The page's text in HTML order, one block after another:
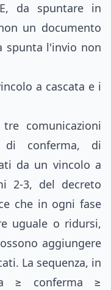
da spuntare in
un documento
spunta l'invio non
a cascata e i
comunicazioni
di conferma, di
da un vincolo a
2-3, del decreto
che in ogni fase
uguale o ridursi,
aggiungere
La sequenza, in
≥ conferma ≥